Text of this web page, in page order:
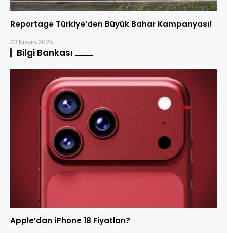
Reportage Türkiye’den Büyük Bahar Kampanyası!
23 Nisan 2025
Bilgi Bankası
Apple’dan iPhone 18 Fiyatları?